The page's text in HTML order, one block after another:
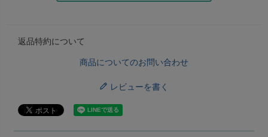
返品特約について
商品についてのお問い合わせ
レビューを書く